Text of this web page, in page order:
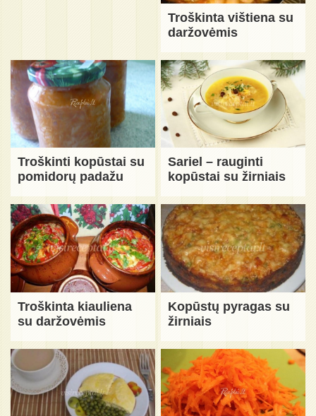
Troškinta vištiena su
daržovėmis
Troškinti kopūstai su
pomidorų padažu
Sariel – rauginti
kopūstai su žirniais
Troškinta kiauliena
su daržovėmis
Kopūstų pyragas su
žirniais